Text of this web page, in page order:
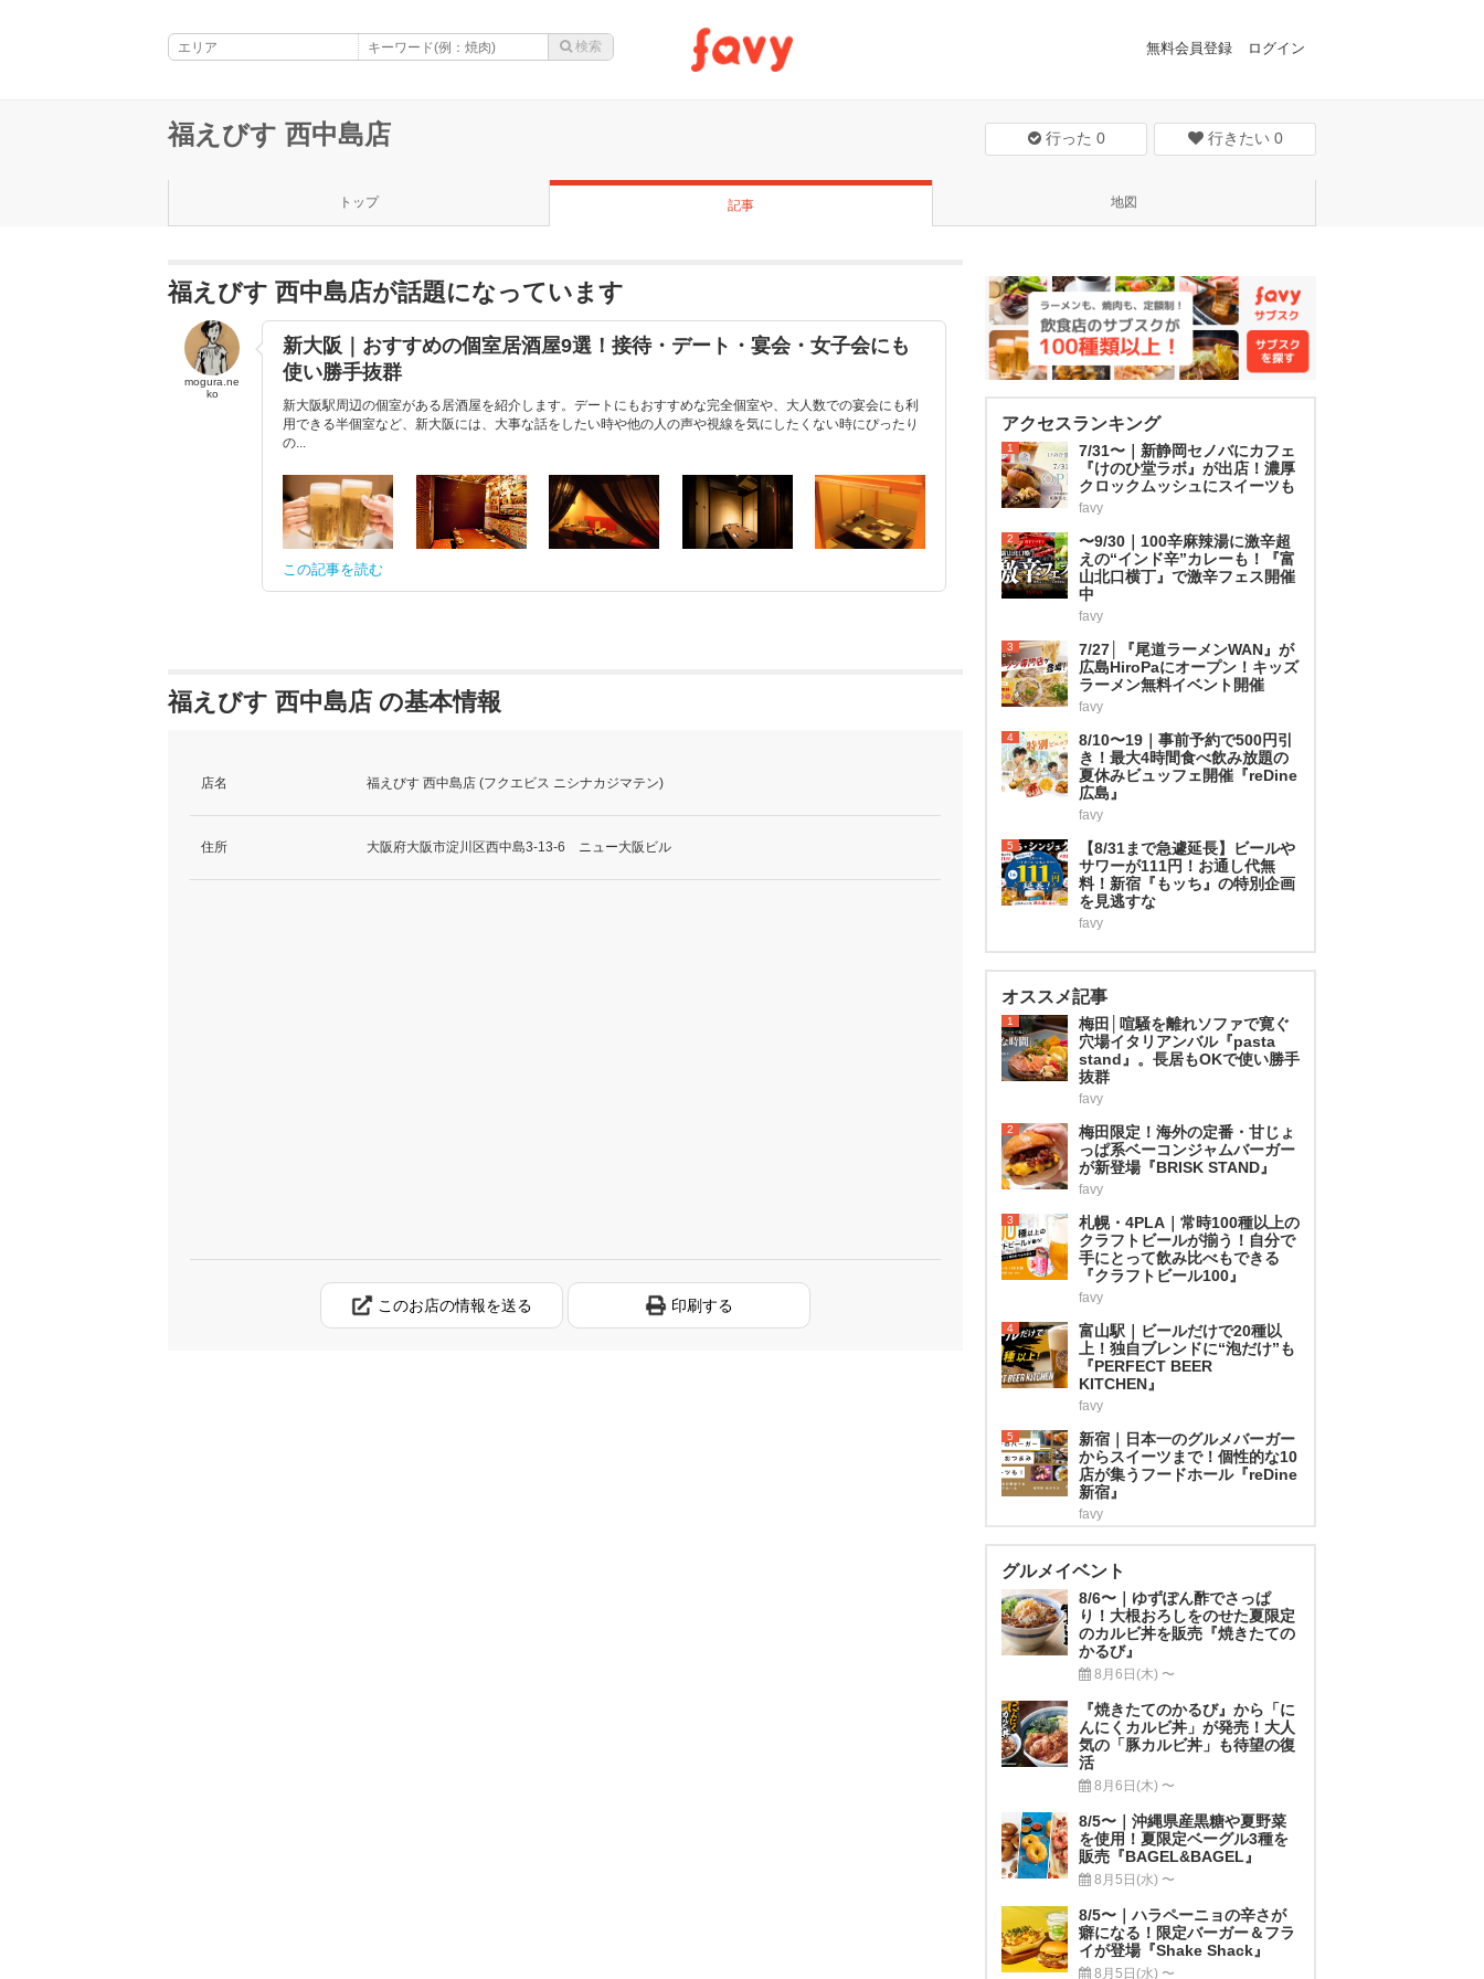
無料会員登録 ログイン
福えびす 西中島店 行った 0 行きたい 0
トップ 記事 地図
福えびす 西中島店が話題になっています
mogura.ne
ko
新大阪｜おすすめの個室居酒屋9選！接待・デート・宴会・女子会にも
使い勝手抜群
新大阪駅周辺の個室がある居酒屋を紹介します。デートにもおすすめな完全個室や、大人数での宴会にも利
用できる半個室など、新大阪には、大事な話をしたい時や他の人の声や視線を気にしたくない時にぴったり
の...
この記事を読む
福えびす 西中島店 の基本情報
店名 福えびす 西中島店 (フクエビス ニシナカジマテン)
住所 大阪府大阪市淀川区西中島3-13-6 ニュー大阪ビル
このお店の情報を送る 印刷する
アクセスランキング
1
7/31〜｜新静岡セノバにカフェ
『けのひ堂ラボ』が出店！濃厚
クロックムッシュにスイーツも
favy
2
〜9/30｜100辛麻辣湯に激辛超
えの“インド辛”カレーも！『富
山北口横丁』で激辛フェス開催
中
favy
3
7/27│『尾道ラーメンWAN』が
広島HiroPaにオープン！キッズ
ラーメン無料イベント開催
favy
4
8/10〜19｜事前予約で500円引
き！最大4時間食べ飲み放題の
夏休みビュッフェ開催『reDine
広島』
favy
5
【8/31まで急遽延長】ビールや
サワーが111円！お通し代無
料！新宿『もッち』の特別企画
を見逃すな
favy
オススメ記事
1
梅田│喧騒を離れソファで寛ぐ
穴場イタリアンバル『pasta
stand』。長居もOKで使い勝手
抜群
favy
2
梅田限定！海外の定番・甘じょ
っぱ系ベーコンジャムバーガー
が新登場『BRISK STAND』
favy
3
札幌・4PLA｜常時100種以上の
クラフトビールが揃う！自分で
手にとって飲み比べもできる
『クラフトビール100』
favy
4
富山駅｜ビールだけで20種以
上！独自ブレンドに“泡だけ”も
『PERFECT BEER
KITCHEN』
favy
5
新宿｜日本一のグルメバーガー
からスイーツまで！個性的な10
店が集うフードホール『reDine
新宿』
favy
グルメイベント
8/6〜｜ゆずぽん酢でさっぱ
り！大根おろしをのせた夏限定
のカルビ丼を販売『焼きたての
かるび』
8月6日(木) 〜
『焼きたてのかるび』から「に
んにくカルビ丼」が発売！大人
気の「豚カルビ丼」も待望の復
活
8月6日(木) 〜
8/5〜｜沖縄県産黒糖や夏野菜
を使用！夏限定ベーグル3種を
販売『BAGEL&BAGEL』
8月5日(水) 〜
8/5〜｜ハラペーニョの辛さが
癖になる！限定バーガー＆フラ
イが登場『Shake Shack』
8月5日(水) 〜